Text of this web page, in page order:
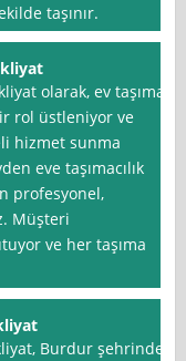
taşınır.
olarak, ev taşıma
rol üstleniyor ve
hizmet sunma
eve taşımacılık
profesyonel,
Müşteri
ve her taşıma
Burdur şehrinde